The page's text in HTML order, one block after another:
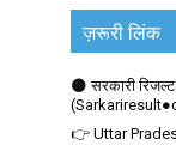
ज़रूरी लिंक
🌑 सरकारी
👉 Uttar